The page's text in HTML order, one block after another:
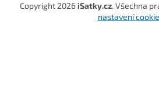
Copyright 2026 iSatky.cz. Všechna
nastavení